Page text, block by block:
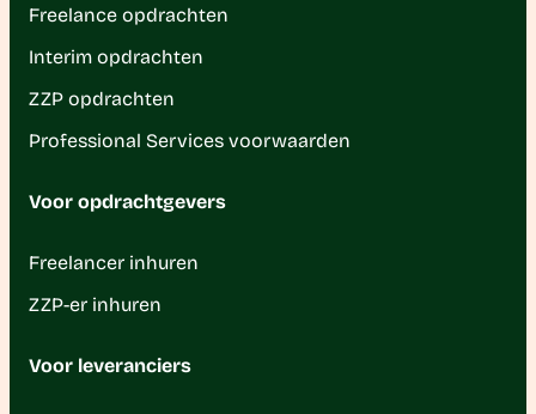
Freelance opdrachten
Interim opdrachten
ZZP opdrachten
Professional Services voorwaarden
Voor opdrachtgevers
Freelancer inhuren
ZZP-er inhuren
Voor leveranciers